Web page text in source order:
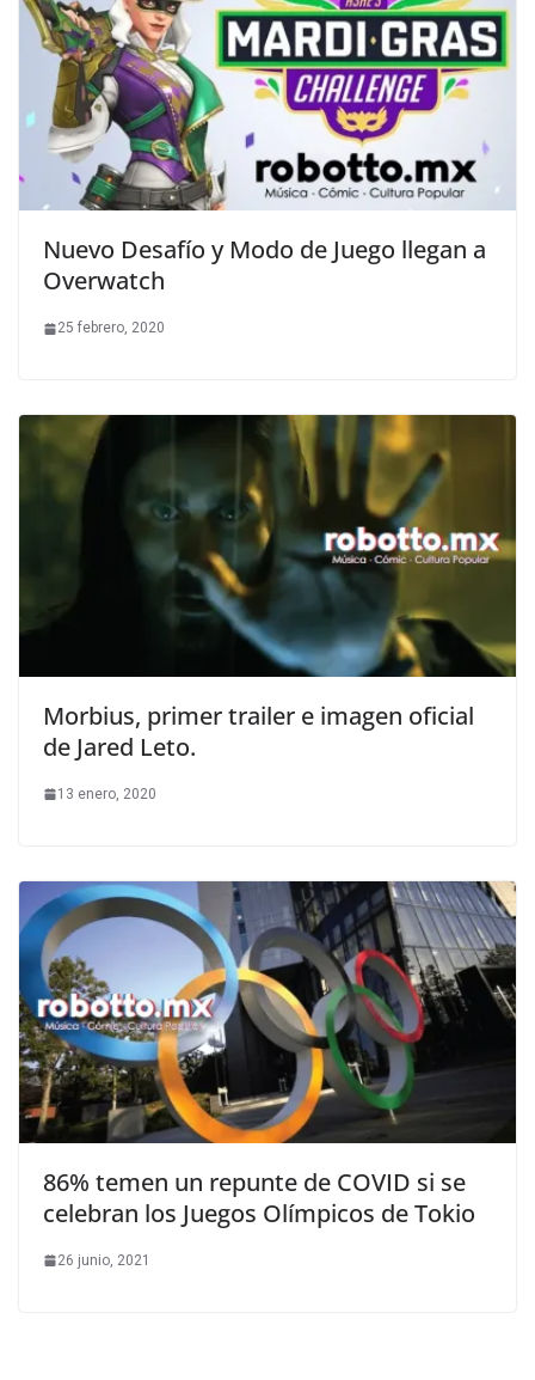
Nuevo Desafío y Modo de Juego llegan a
Overwatch
25 febrero, 2020
Morbius, primer trailer e imagen oficial
de Jared Leto.
13 enero, 2020
86% temen un repunte de COVID si se
celebran los Juegos Olímpicos de Tokio
26 junio, 2021